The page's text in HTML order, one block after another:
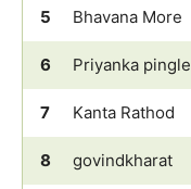
5 Bhavana More
6 Priyanka pingle
7 Kanta Rathod
8 govindkharat